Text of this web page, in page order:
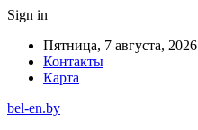
Sign in
Пятница, 7 августа, 2026
Контакты
Карта
bel-en.by